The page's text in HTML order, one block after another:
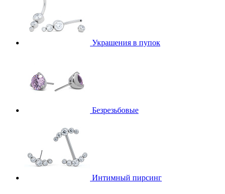
Украшения в пупок
Безрезьбовые
Интимный пирсинг